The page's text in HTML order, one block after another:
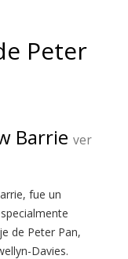
Peter
Barrie ver
fue un
de Peter Pan,
Davies.